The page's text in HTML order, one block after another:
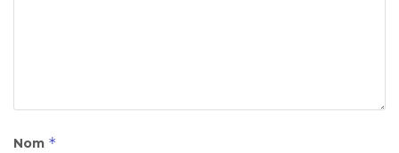
Nom *